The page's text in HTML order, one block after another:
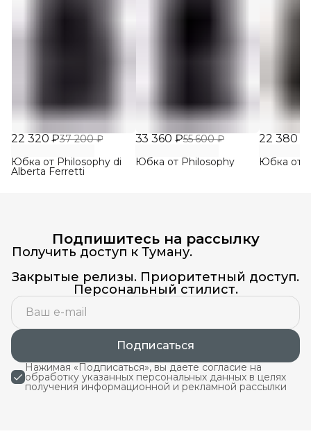
22 320 ₽37 200 ₽
Юбка от Philosophy di
Alberta Ferretti
33 360 ₽55 600 ₽
Юбка от Philosophy
22 380 ₽
Юбка от
Подпишитесь на рассылку
Получить доступ к Туману.
Закрытые релизы. Приоритетный доступ.
Персональный стилист.
Подписаться
Нажимая «Подписаться», вы даете согласие на
обработку указанных персональных данных в целях
получения информационной и рекламной рассылки